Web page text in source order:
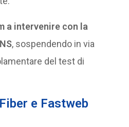
a intervenire con la
, sospendendo in via
del test di
e Fastweb